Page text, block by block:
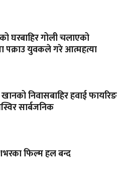
घरबाहिर गोली चलाएको
पक्राउ युवकले गरे आत्महत्या
निवासबाहिर हवाई फायरिङ
सार्बजनिक
फिल्म हल बन्द